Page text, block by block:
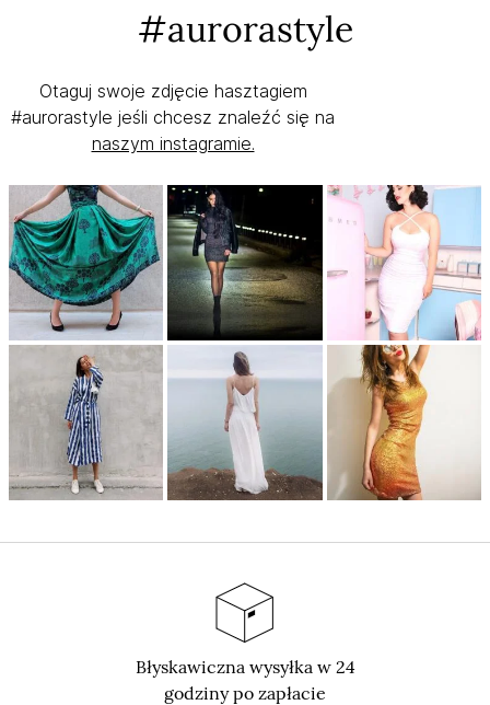
#aurorastyle
Otaguj swoje zdjęcie hasztagiem
#aurorastyle jeśli chcesz znaleźć się na
naszym instagramie.
Błyskawiczna wysyłka w 24
godziny po zapłacie